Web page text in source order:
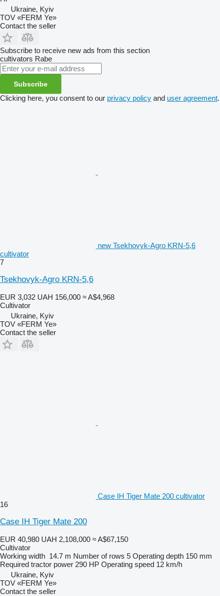
Ukraine, Kyiv
TOV «FERM Ye»
Contact the seller
Subscribe to receive new ads from this section
cultivators Rabe
Subscribe
Clicking here, you consent to our privacy policy and user agreement.
new Tsekhovyk-Agro KRN-5,6
cultivator
7
Tsekhovyk-Agro KRN-5,6
EUR 3,032 UAH 156,000 ≈ A$4,968
Cultivator
Ukraine, Kyiv
TOV «FERM Ye»
Contact the seller
Case IH Tiger Mate 200 cultivator
16
Case IH Tiger Mate 200
EUR 40,980 UAH 2,108,000 ≈ A$67,150
Cultivator
Working width 14.7 m Number of rows 5 Operating depth 150 mm
Required tractor power 290 HP Operating speed 12 km/h
Ukraine, Kyiv
TOV «FERM Ye»
Contact the seller